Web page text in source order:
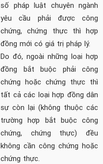
số pháp luật chuyên ngành
yêu cầu phải được công
chứng, chứng thực thì hợp
đồng mới có giá trị pháp lý.
Do đó, ngoài những loại hợp
đồng bắt buộc phải công
chứng hoặc chứng thực thì
tất cả các loại hợp đồng dân
sự còn lại (không thuộc các
trường hợp bắt buộc công
chứng, chứng thực) đều
không cần công chứng hoặc
chứng thực.